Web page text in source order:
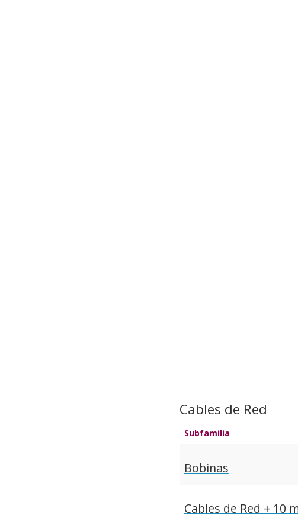
Cables de Red
Subfamilia
Bobinas
Cables de Red + 10